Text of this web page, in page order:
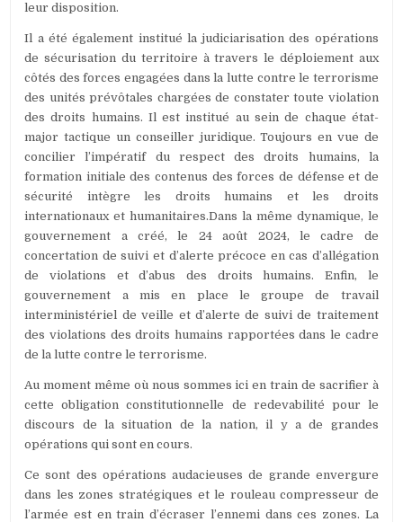
leur disposition.
Il a été également institué la judiciarisation des opérations
de sécurisation du territoire à travers le déploiement aux
côtés des forces engagées dans la lutte contre le terrorisme
des unités prévôtales chargées de constater toute violation
des droits humains. Il est institué au sein de chaque état-
major tactique un conseiller juridique. Toujours en vue de
concilier l’impératif du respect des droits humains, la
formation initiale des contenus des forces de défense et de
sécurité intègre les droits humains et les droits
internationaux et humanitaires.Dans la même dynamique, le
gouvernement a créé, le 24 août 2024, le cadre de
concertation de suivi et d’alerte précoce en cas d’allégation
de violations et d’abus des droits humains. Enfin, le
gouvernement a mis en place le groupe de travail
interministériel de veille et d’alerte de suivi de traitement
des violations des droits humains rapportées dans le cadre
de la lutte contre le terrorisme.
Au moment même où nous sommes ici en train de sacrifier à
cette obligation constitutionnelle de redevabilité pour le
discours de la situation de la nation, il y a de grandes
opérations qui sont en cours.
Ce sont des opérations audacieuses de grande envergure
dans les zones stratégiques et le rouleau compresseur de
l’armée est en train d’écraser l’ennemi dans ces zones. La